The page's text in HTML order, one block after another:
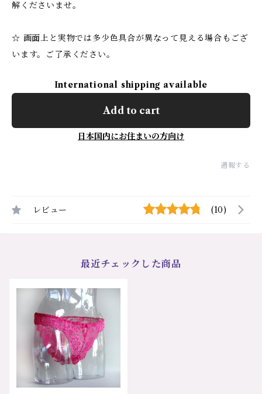
解くださいませ。
☆ 画面上と実物では多少色具合が異なって見える場合もござ
います。ご了承ください。
International shipping available
Add to cart
日本国内にお住まいの方向け
通報する
レビュー (10)
最近チェックした商品